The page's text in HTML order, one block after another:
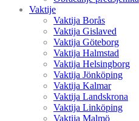
Vaktije
Vaktija Borås
Vaktija Gislaved
Vaktija Göteborg
Vaktija Halmstad
Vaktija Helsingborg
Vaktija Jönköping
Vaktija Kalmar
Vaktija Landskrona
Vaktija Linköping
Vaktija Malmö